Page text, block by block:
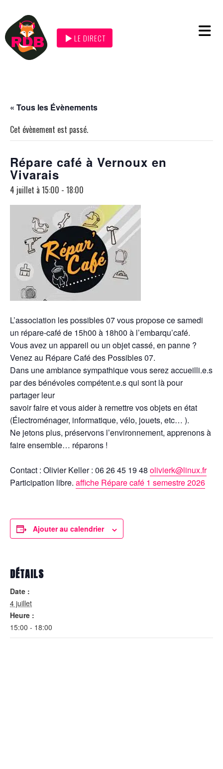
LE DIRECT
« Tous les Évènements
Cet évènement est passé.
Répare café à Vernoux en
Vivarais
4 juillet à 15:00 - 18:00
L’association les possibles 07 vous propose ce samedi
un répare-café de 15h00 à 18h00 à l’embarqu’café.
Vous avez un appareil ou un objet cassé, en panne ?
Venez au Répare Café des Possibles 07.
Dans une ambiance sympathique vous serez accueilli.e.s
par des bénévoles compétent.e.s qui sont là pour
partager leur
savoir faire et vous aider à remettre vos objets en état
(Électroménager, informatique, vélo, jouets, etc… ).
Ne jetons plus, préservons l’environnement, apprenons à
faire ensemble… réparons !
Contact : Olivier Keller : 06 26 45 19 48 olivierk@linux.fr
Participation libre. affiche Répare café 1 semestre 2026
Ajouter au calendrier
DÉTAILS
Date :
4 juillet
Heure :
15:00 - 18:00